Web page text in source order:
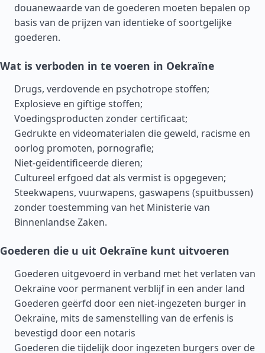
douanewaarde van de goederen moeten bepalen op
basis van de prijzen van identieke of soortgelijke
goederen.
Wat is verboden in te voeren in Oekraïne
Drugs, verdovende en psychotrope stoffen;
Explosieve en giftige stoffen;
Voedingsproducten zonder certificaat;
Gedrukte en videomaterialen die geweld, racisme en
oorlog promoten, pornografie;
Niet-geïdentificeerde dieren;
Cultureel erfgoed dat als vermist is opgegeven;
Steekwapens, vuurwapens, gaswapens (spuitbussen)
zonder toestemming van het Ministerie van
Binnenlandse Zaken.
Goederen die u uit Oekraïne kunt uitvoeren
Goederen uitgevoerd in verband met het verlaten van
Oekraïne voor permanent verblijf in een ander land
Goederen geërfd door een niet-ingezeten burger in
Oekraïne, mits de samenstelling van de erfenis is
bevestigd door een notaris
Goederen die tijdelijk door ingezeten burgers over de